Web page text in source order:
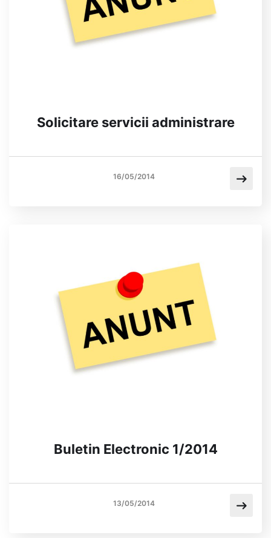
Solicitare servicii administrare
16/05/2014
Buletin Electronic 1/2014
13/05/2014